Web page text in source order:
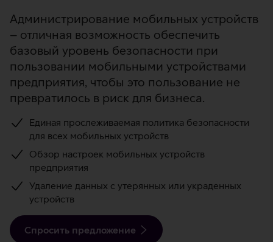
Администрирование мобильных устройств
– отличная возможность обеспечить
базовый уровень безопасности при
пользовании мобильными устройствами
предприятия, чтобы это пользование не
превратилось в риск для бизнеса.
Единая прослеживаемая политика безопасности
для всех мобильных устройств
Обзор настроек мобильных устройств
предприятия
Удаление данных с утерянных или украденных
устройств
Спросить предложение